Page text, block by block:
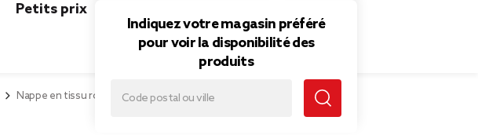
Indiquez votre magasin préféré
pour voir la disponibilité des
produits
Petits prix
Nappe en tissu rouge motifs étoilee et sapins 140x300cm